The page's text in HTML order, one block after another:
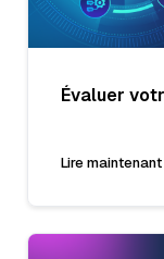
Évaluer
Lire maintenant